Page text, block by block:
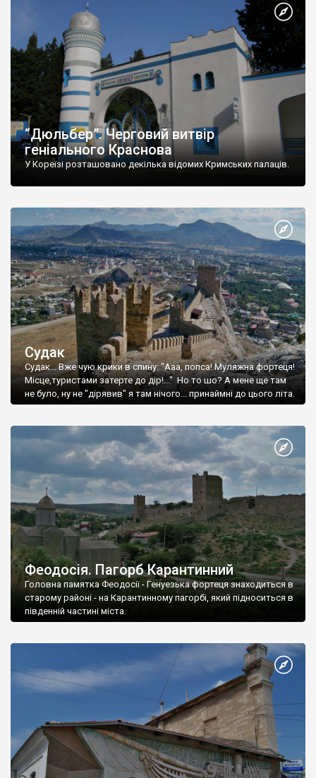
“Дюльбер”. Черговий витвір
геніального Краснова
У Кореїзі розташовано декілька відомих Кримських палаців.
Судак
Судак... Вже чую крики в спину: "Ааа, попса! Муляжна фортеця!
Місце,туристами затерте до дір!..." Но то шо? А мене ще там
не було, ну не "дірявив" я там нічого... принаймні до цього літа.
Феодосія. Пагорб Карантинний
Головна памятка Феодосії - Генуезька фортеця знаходиться в
старому районі - на Карантинному пагорбі, який підноситься в
південній частині міста.